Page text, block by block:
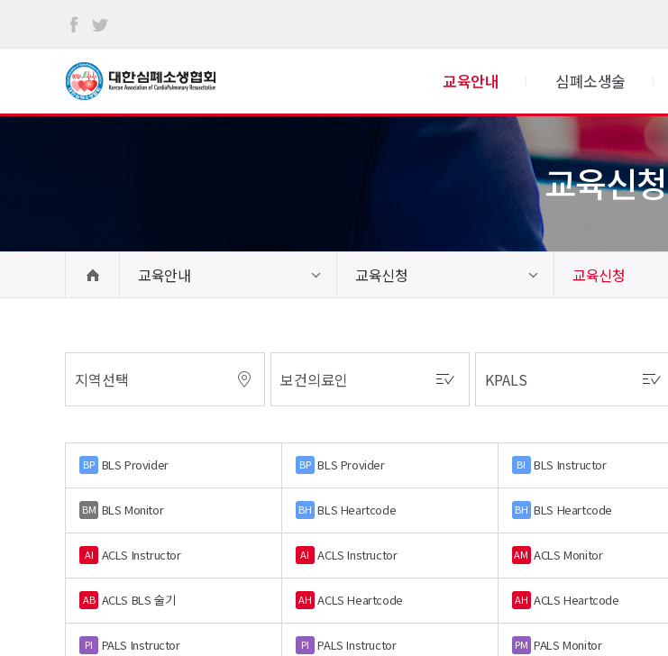
교육안내 심폐소생술
교육신청
교육안내 교육신청 교육신청
BP BLS Provider BP BLS Provider BI BLS Instructor
BM BLS Monitor BH BLS Heartcode BH BLS Heartcode
AI ACLS Instructor AI ACLS Instructor AM ACLS Monitor
AB ACLS BLS 술기 AH ACLS Heartcode AH ACLS Heartcode
PI PALS Instructor PI PALS Instructor PM PALS Monitor